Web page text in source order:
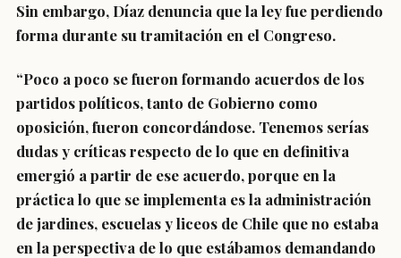
Sin embargo, Díaz denuncia que la ley fue perdiendo
forma durante su tramitación en el Congreso.
“Poco a poco se fueron formando acuerdos de los
partidos políticos, tanto de Gobierno como
oposición, fueron concordándose. Tenemos serías
dudas y críticas respecto de lo que en definitiva
emergió a partir de ese acuerdo, porque en la
práctica lo que se implementa es la administración
de jardines, escuelas y liceos de Chile que no estaba
en la perspectiva de lo que estábamos demandando